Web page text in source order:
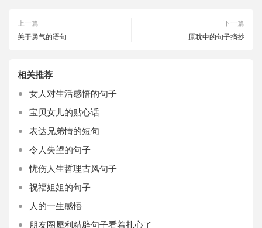
上一篇
关于勇气的语句
下一篇
原耽中的句子摘抄
相关推荐
女人对生活感悟的句子
宝贝女儿的贴心话
表达兄弟情的短句
令人失望的句子
忧伤人生哲理古风句子
祝福姐姐的句子
人的一生感悟
朋友圈犀利精辟句子看着扎心了